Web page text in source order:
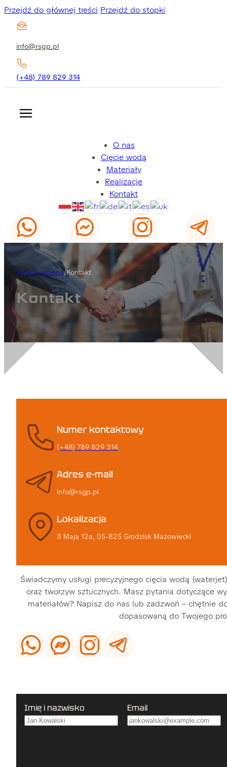
Przejdź do głównej treści Przejdź do stopki
info@rsgp.pl
(+48) 789 829 314
O nas
Cięcie wodą
Materiały
Realizacje
Kontakt
Strona główna/Kontakt
Kontakt
Numer kontaktowy
(+48) 789 829 314
Adres e-mail
info@rsgp.pl
Lokalizacja
3 Maja 12a, 05-825 Grodzisk Mazowiecki
Świadczymy usługi precyzyjnego cięcia wodą
oraz tworzyw sztucznych. Masz pytania dotyczące
materiałów? Napisz do nas lub zadzwoń – chętnie
dopasowaną do Twojego
Imię i nazwisko Email